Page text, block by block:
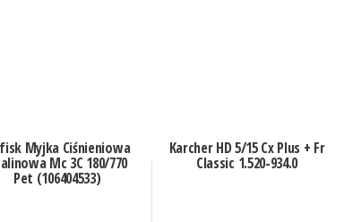
Myjka Ciśnieniowa
Mc 3C 180/770
Pet (106404533)
Karcher HD 5/15 Cx Plus + Fr
Classic 1.520-934.0